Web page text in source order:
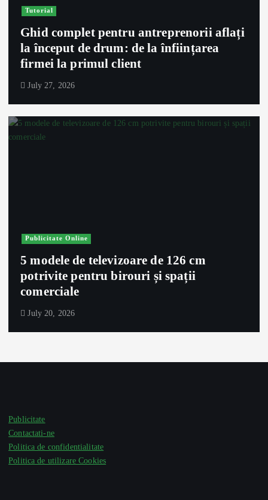
Tutorial
Ghid complet pentru antreprenorii aflați
la început de drum: de la înființarea
firmei la primul client
July 27, 2026
Publicitate Online
5 modele de televizoare de 126 cm
potrivite pentru birouri și spații
comerciale
July 20, 2026
Publicitate
Contactati-ne
Politica de confidentialitate
Politica de utilizare Cookies